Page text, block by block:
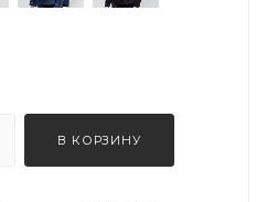
В КОРЗИНУ